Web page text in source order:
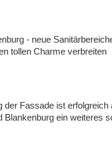
- neue
tollen Charme verbreiten
Fassade ist
ein weiteres